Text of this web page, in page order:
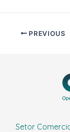
PREVIOUS
Setor